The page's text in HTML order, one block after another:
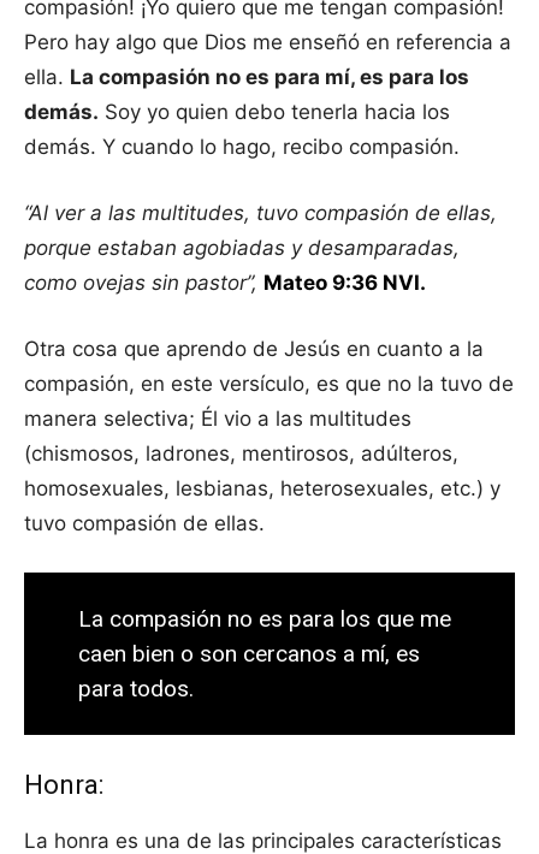
compasión! ¡Yo quiero que me tengan compasión!
Pero hay algo que Dios me enseñó en referencia a
ella. La compasión no es para mí, es para los
demás. Soy yo quien debo tenerla hacia los
demás. Y cuando lo hago, recibo compasión.
“Al ver a las multitudes, tuvo compasión de ellas,
porque estaban agobiadas y desamparadas,
como ovejas sin pastor”, Mateo 9:36 NVI.
Otra cosa que aprendo de Jesús en cuanto a la
compasión, en este versículo, es que no la tuvo de
manera selectiva; Él vio a las multitudes
(chismosos, ladrones, mentirosos, adúlteros,
homosexuales, lesbianas, heterosexuales, etc.) y
tuvo compasión de ellas.
La compasión no es para los que me
caen bien o son cercanos a mí, es
para todos.
Honra:
La honra es una de las principales características